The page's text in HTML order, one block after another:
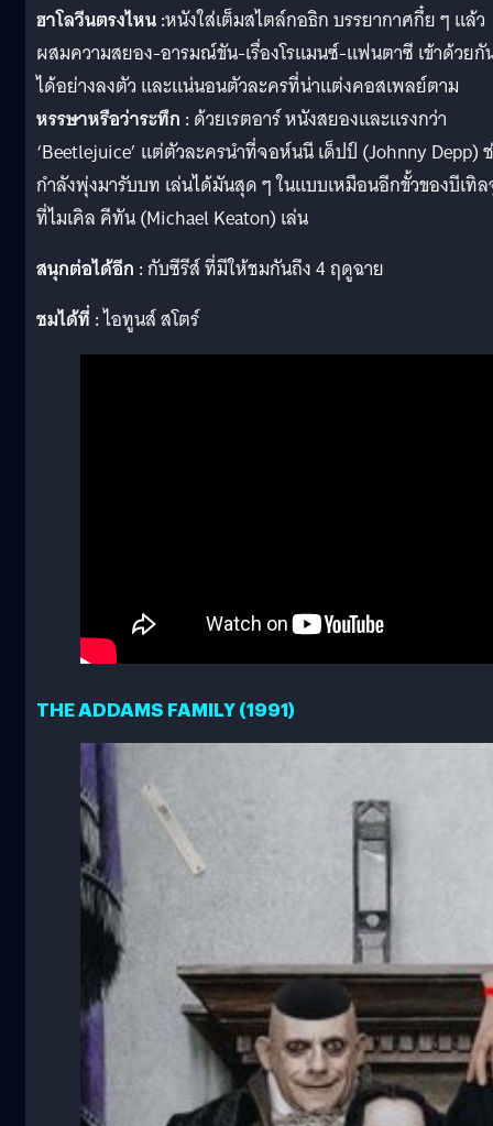
ฮาโลวีนตรงไหน :หนังใส่เต็มสไตล์กอธิก บรรยากาศกึ๋ย ๆ แล้ว
ผสมความสยอง-อารมณ์ขัน-เรื่องโรแมนซ์-แฟนตาซี เข้าด้วยกั
ได้อย่างลงตัว และแน่นอนตัวละครที่น่าแต่งคอสเพลย์ตาม
หรรษาหรือว่าระทึก :ด้วยเรตอาร์ หนังสยองและแรงกว่า
‘Beetlejuice’ แต่ตัวละครนำที่จอห์นนี เด็ปป์ (Johnny Depp)
กำลังพุ่งมารับบท เล่นได้มันสุด ๆ ในแบบเหมือนอีกขั้วของบีเทิ
ที่ไมเคิล คีทัน (Michael Keaton) เล่น
สนุกต่อได้อีก :กับซีรีส์ ที่มีให้ชมกันถึง 4 ฤดูฉาย
ชมได้ที่ :ไอทูนส์ สโตร์
THE ADDAMS FAMILY (1991)